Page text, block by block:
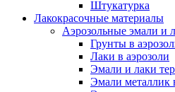
Штукатурка
Лакокрасочные материалы
Аэрозольные эмали и
Грунты в
Лаки в аэрозоли
Эмали и лаки
Эмали металлик